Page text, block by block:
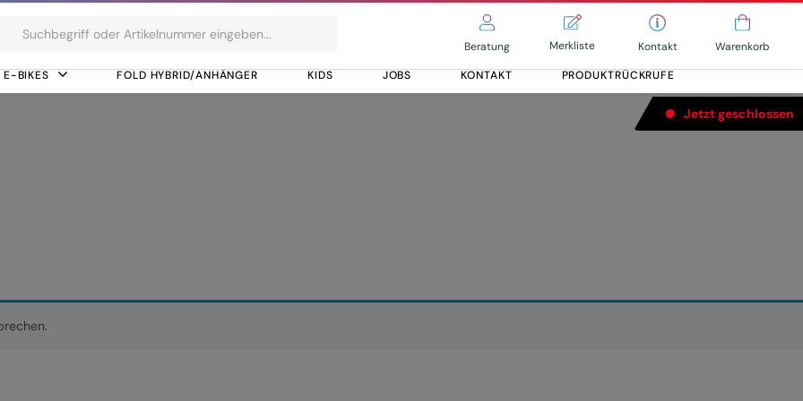
Beratung Merkliste Kontakt
Warenkorb
E-BIKES FOLD HYBRID/ANHÄNGER KIDS JOBS KONTAKT PRODUKTRÜCKRUFE
Jetzt geschlossen